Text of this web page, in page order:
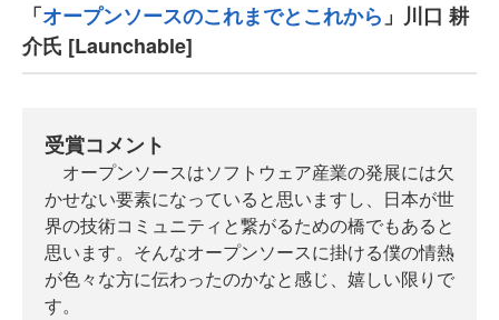
「オープンソースのこれまでとこれから 」川口 耕
介氏 [Launchable]
受賞コメント
オープンソースはソフトウェア産業の発展には欠
かせない要素になっていると思いますし、日本が世
界の技術コミュニティと繋がるための橋でもあると
思います。そんなオープンソースに掛ける僕の情熱
が色々な方に伝わったのかなと感じ、嬉しい限りで
す。